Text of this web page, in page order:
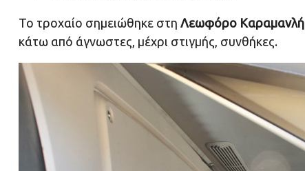
Το τροχαίο σημειώθηκε στη Λεωφόρο Καραμανλή
κάτω από άγνωστες, μέχρι στιγμής, συνθήκες.